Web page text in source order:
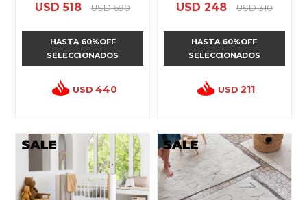
USD 518 USD 690
HASTA 60%OFF
SELECCIONADOS
USD 440
USD 248 USD 310
HASTA 60%OFF
SELECCIONADOS
USD 211